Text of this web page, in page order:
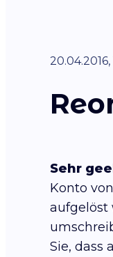
20.04.2016,
Sehr
Konto
aufgelöst
Sie, dass